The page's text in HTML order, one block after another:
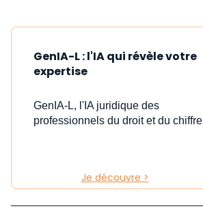
GenIA-L : l'IA qui révèle votre
expertise
GenIA-L, l'IA juridique des
professionnels du droit et du chiffre
Je découvre >